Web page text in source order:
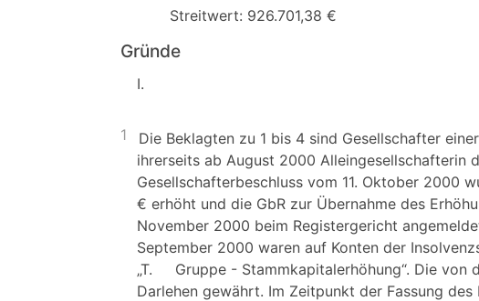
Streitwert: 926.701,38 €
Gründe
I.
1
Die Beklagten zu 1 bis 4 sind Gesellschafter
ihrerseits ab August 2000 Alleingesellschafterin
Gesellschafterbeschluss vom 11. Oktober 2000
€ erhöht und die GbR zur Übernahme des
November 2000 beim Registergericht
September 2000 waren auf Konten der
„T. Gruppe - Stammkapitalerhöhung“. Die von
Darlehen gewährt. Im Zeitpunkt der Fassung